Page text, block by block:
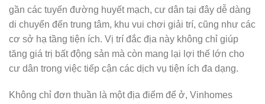
gần các tuyến đường huyết mạch, cư dân tại đây dễ dàng
di chuyển đến trung tâm, khu vui chơi giải trí, cũng như các
cơ sở hạ tầng tiện ích. Vị trí đắc địa này không chỉ giúp
tăng giá trị bất động sản mà còn mang lại lợi thế lớn cho
cư dân trong việc tiếp cận các dịch vụ tiện ích đa dạng.
Không chỉ đơn thuần là một địa điểm để ở, Vinhomes